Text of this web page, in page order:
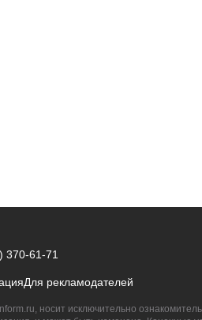
370-61-71
Для рекламодателей
носит исключительно